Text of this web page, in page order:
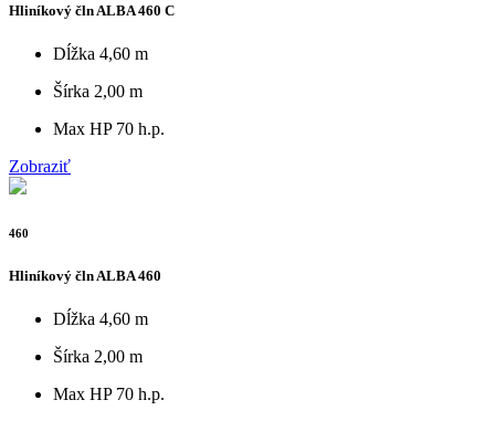
Hliníkový čln ALBA 460 C
Dĺžka 4,60 m
Šírka 2,00 m
Max HP 70 h.p.
Zobraziť
460
Hliníkový čln ALBA 460
Dĺžka 4,60 m
Šírka 2,00 m
Max HP 70 h.p.